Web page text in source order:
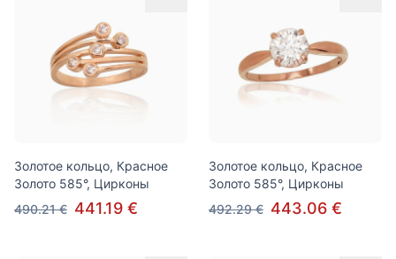
Золотое кольцо, Красное
Золото 585°, Цирконы
490.21 € 441.19 €
Золотое кольцо, Красное
Золото 585°, Цирконы
492.29 € 443.06 €